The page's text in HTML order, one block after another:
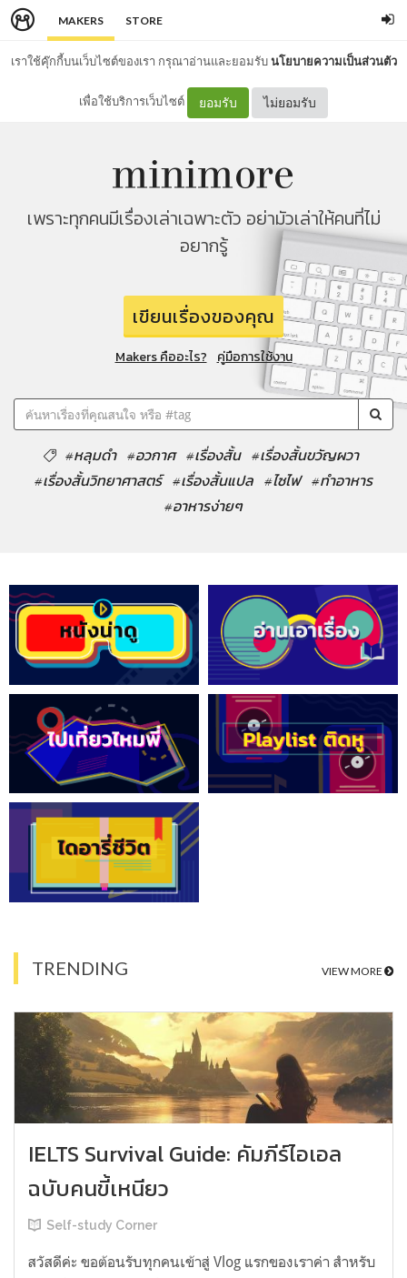
MAKERS STORE
เราใช้คุ๊กกี้บนเว็บไซต์ของเรา กรุณาอ่านและยอมรับนโยบายความเป็นส่วนตัว
เพื่อใช้บริการเว็บไซต์ ยอมรับ ไม่ยอมรับ
เพราะทุกคนมีเรื่องเล่าเฉพาะตัว อย่ามัวเล่าให้คนที่ไม่
อยากรู้
เขียนเรื่องของคุณ
Makers คืออะไร? คู่มือการใช้งาน
#หลุมดำ #อวกาศ #เรื่องสั้น #เรื่องสั้นขวัญผวา
#เรื่องสั้นวิทยาศาสตร์ #เรื่องสั้นแปล #ไซไฟ #ทำอาหาร
#อาหารง่ายๆ
TRENDING VIEW MORE
IELTS Survival Guide: คัมภีร์ไอเอล
ฉบับคนขี้เหนียว
Self-study Corner
สวัสดีค่ะ ขอต้อนรับทุกคนเข้าสู่ Vlog แรกของเราค่า สำหรับ